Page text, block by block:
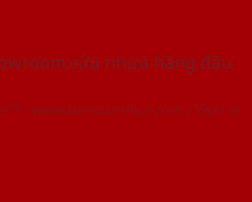
cửa nhựa hàng đầu
- www.bancuanhua.com | Đơn vị